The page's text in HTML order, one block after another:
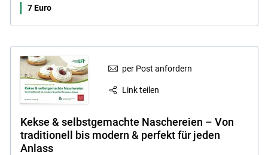
7 Euro
per Post anfordern
Link teilen
Kekse & selbstgemachte Naschereien – Von
traditionell bis modern & perfekt für jeden
Anlass